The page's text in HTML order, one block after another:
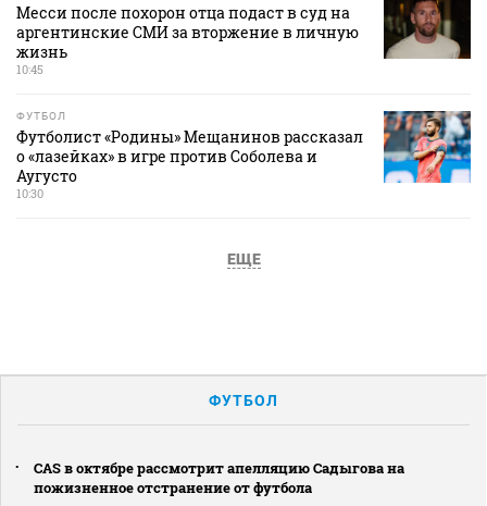
Месси после похорон отца подаст в суд на
аргентинские СМИ за вторжение в личную
жизнь
10:45
ФУТБОЛ
Футболист «Родины» Мещанинов рассказал
о «лазейках» в игре против Соболева и
Аугусто
10:30
ЕЩЕ
ФУТБОЛ
CAS в октябре рассмотрит апелляцию Садыгова на
пожизненное отстранение от футбола